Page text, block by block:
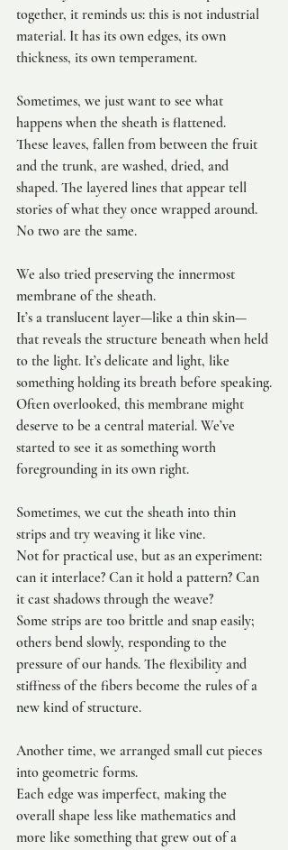
together, it reminds us: this is not industrial
material. It has its own edges, its own
thickness, its own temperament.
Sometimes, we just want to see what
happens when the sheath is flattened.
These leaves, fallen from between the fruit
and the trunk, are washed, dried, and
shaped. The layered lines that appear tell
stories of what they once wrapped around.
No two are the same.
We also tried preserving the innermost
membrane of the sheath.
It’s a translucent layer—like a thin skin—
that reveals the structure beneath when held
to the light. It’s delicate and light, like
something holding its breath before speaking.
Often overlooked, this membrane might
deserve to be a central material. We’ve
started to see it as something worth
foregrounding in its own right.
Sometimes, we cut the sheath into thin
strips and try weaving it like vine.
Not for practical use, but as an experiment:
can it interlace? Can it hold a pattern? Can
it cast shadows through the weave?
Some strips are too brittle and snap easily;
others bend slowly, responding to the
pressure of our hands. The flexibility and
stiffness of the fibers become the rules of a
new kind of structure.
Another time, we arranged small cut pieces
into geometric forms.
Each edge was imperfect, making the
overall shape less like mathematics and
more like something that grew out of a